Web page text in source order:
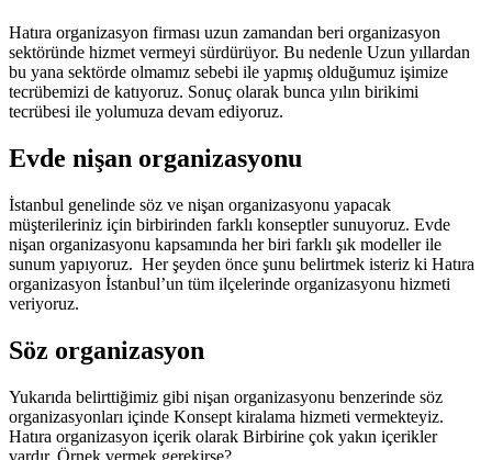
Hatıra organizasyon firması uzun zamandan beri organizasyon
sektöründe hizmet vermeyi sürdürüyor. Bu nedenle Uzun yıllardan
bu yana sektörde olmamız sebebi ile yapmış olduğumuz işimize
tecrübemizi de katıyoruz. Sonuç olarak bunca yılın birikimi
tecrübesi ile yolumuza devam ediyoruz.
Evde nişan organizasyonu
İstanbul genelinde söz ve nişan organizasyonu yapacak
müşterileriniz için birbirinden farklı konseptler sunuyoruz. Evde
nişan organizasyonu kapsamında her biri farklı şık modeller ile
sunum yapıyoruz. Her şeyden önce şunu belirtmek isteriz ki Hatıra
organizasyon İstanbul’un tüm ilçelerinde organizasyonu hizmeti
veriyoruz.
Söz organizasyon
Yukarıda belirttiğimiz gibi nişan organizasyonu benzerinde söz
organizasyonları içinde Konsept kiralama hizmeti vermekteyiz.
Hatıra organizasyon içerik olarak Birbirine çok yakın içerikler
vardır. Örnek vermek gerekirse?